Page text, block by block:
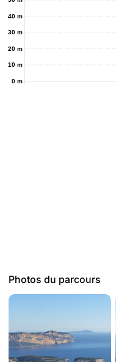
0 m
10 m
20 m
30 m
40 m
Photos du parcours